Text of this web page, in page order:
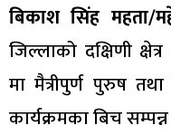
बिकाश सिंह महता/
जिल्लाको दक्षिणी
मा मैत्रीपुर्ण पुरुष
कार्यक्रमका बिच